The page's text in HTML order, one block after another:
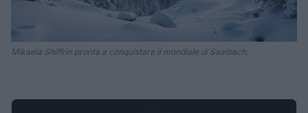
Mikaela Shiffrin pronta a conquistare il mondiale di Saalbach.